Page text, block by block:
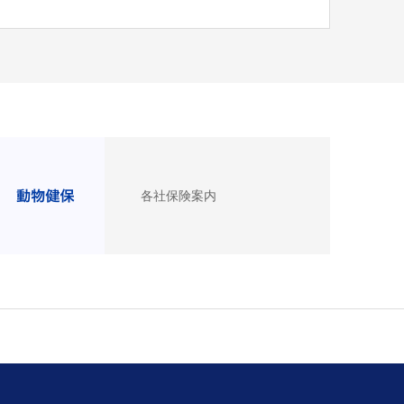
各社保険案内